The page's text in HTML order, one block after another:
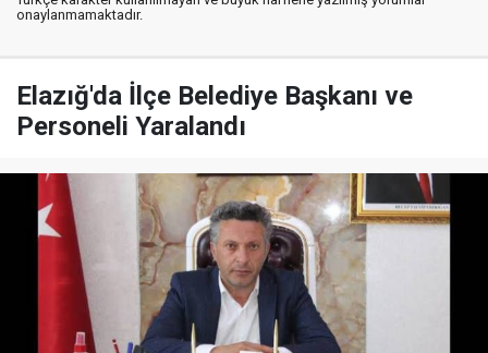
onaylanmamaktadır.
Elazığ'da İlçe Belediye Başkanı ve
Personeli Yaralandı